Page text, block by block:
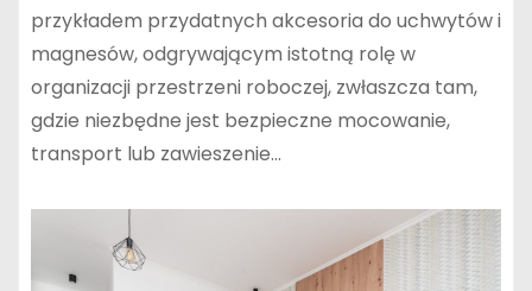
przykładem przydatnych akcesoria do uchwytów i
magnesów, odgrywającym istotną rolę w
organizacji przestrzeni roboczej, zwłaszcza tam,
gdzie niezbędne jest bezpieczne mocowanie,
transport lub zawieszenie…